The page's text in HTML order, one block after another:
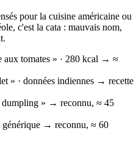
pour la cuisine américaine ou
c'est la cata : mauvais nom,
aux tomates » · 280 kcal → ≈
» · données indiennes → recette
» → reconnu, ≈ 45
→ reconnu, ≈ 60